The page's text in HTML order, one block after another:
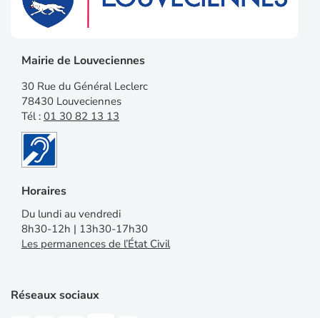
Mairie de Louveciennes
30 Rue du Général Leclerc
78430 Louveciennes
Tél : 01 30 82 13 13
Horaires
Du lundi au vendredi
8h30-12h | 13h30-17h30
Les permanences de l’État Civil
Réseaux sociaux